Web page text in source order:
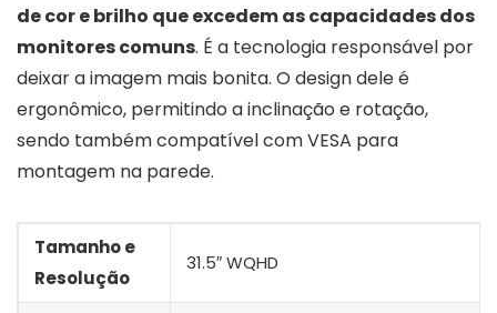
de cor e brilho que excedem as capacidades dos
monitores comuns. É a tecnologia responsável por
deixar a imagem mais bonita. O design dele é
ergonômico, permitindo a inclinação e rotação,
sendo também compatível com VESA para
montagem na parede.
Tamanho e
Resolução
31.5″ WQHD